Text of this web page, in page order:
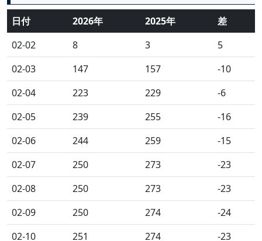
日付 2026年 2025年
差
02-02
8 3
5
02-03
147 157
-10
02-04
223 229
-6
02-05
239 255
-16
02-06
244 259
-15
02-07
250 273
-23
02-08
250 273
-23
02-09
250 274
-24
02-10
251 274 -23